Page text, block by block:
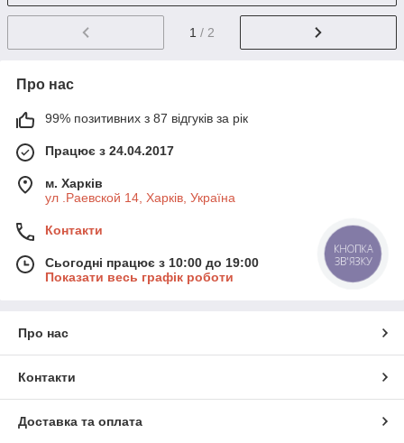
1 / 2
Про нас
99% позитивних з 87 відгуків за рік
Працює з 24.04.2017
м. Харків
ул .Раевской 14, Харків, Україна
Контакти
Сьогодні працює з 10:00 до 19:00
Показати весь графік роботи
Про нас
Контакти
Доставка та оплата
КНОПКА
ЗВ'ЯЗКУ